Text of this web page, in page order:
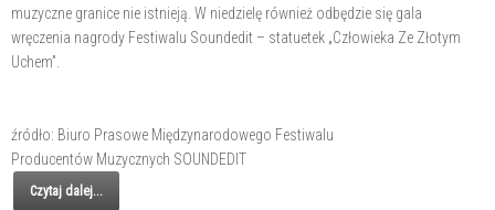
muzyczne granice nie istnieją. W niedzielę również odbędzie się gala
wręczenia nagrody Festiwalu Soundedit – statuetek „Człowieka Ze Złotym
Uchem”.
źródło: Biuro Prasowe Międzynarodowego Festiwalu
Producentów Muzycznych SOUNDEDIT
Czytaj dalej...